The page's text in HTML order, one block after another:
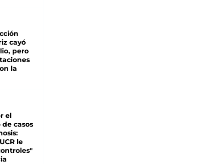
cayó
pero
la
el
casos
le